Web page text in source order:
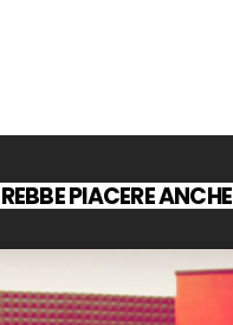
PIACERE ANCHE